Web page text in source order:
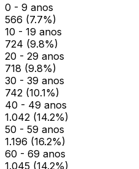
0 - 9 anos
566 (7.7%)
10 - 19 anos
724 (9.8%)
20 - 29 anos
718 (9.8%)
30 - 39 anos
742 (10.1%)
40 - 49 anos
1.042 (14.2%)
50 - 59 anos
1.196 (16.2%)
60 - 69 anos
1.045 (14.2%)